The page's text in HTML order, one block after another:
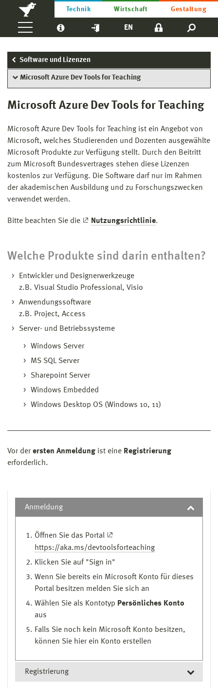
Technik Wirtschaft Gestaltung
EN
Software und Lizenzen
Microsoft Azure Dev Tools for Teaching
Microsoft Azure Dev Tools for Teaching
Microsoft Azure Dev Tools for Teaching ist ein Angebot von
Microsoft, welches Studierenden und Dozenten ausgewählte
Microsoft Produkte zur Verfügung stellt. Durch den Beitritt
zum Microsoft Bundesvertrages stehen diese Lizenzen
kostenlos zur Verfügung. Die Software darf nur im Rahmen
der akademischen Ausbildung und zu Forschungszwecken
verwendet werden.
Bitte beachten Sie die Nutzungsrichtlinie.
Welche Produkte sind darin enthalten?
Entwickler und Designerwerkzeuge
z.B. Visual Studio Professional, Visio
Anwendungssoftware
z.B. Project, Access
Server- und Betriebssysteme
Windows Server
MS SQL Server
Sharepoint Server
Windows Embedded
Windows Desktop OS (Windows 10, 11)
Vor derersten Anmeldungist eine Registrierung
erforderlich.
Anmeldung
Öffnen Sie das Portal
https://aka.ms/devtoolsforteaching
Klicken Sie auf "Sign in"
Wenn Sie bereits ein Microsoft Konto für dieses
Portal besitzen melden Sie sich an
Wählen Sie als Kontotyp Persönliches Konto
aus
Falls Sie noch kein Microsoft Konto besitzen,
können Sie hier ein Konto erstellen
Registrierung